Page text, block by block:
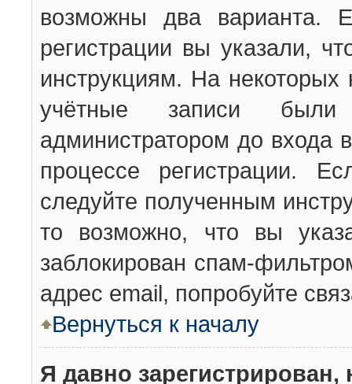
возможны два варианта.
регистрации вы указали,
инструкциям. На
учётные записи были
администратором до входа
процессе регистрации.
следуйте полученным
то возможно, что вы
заблокирован спам-
адрес email, попробуйте
Вернуться к началу
Я давно